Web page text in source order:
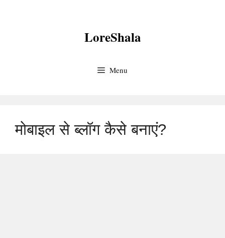
LoreShala
Menu
मोबाइल से ब्लॉग कैसे बनाएं?